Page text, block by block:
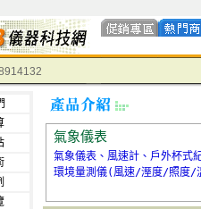
氣象儀表
氣象儀表、風速計、戶外杯式
環境量測儀(風速/溼度/照度/